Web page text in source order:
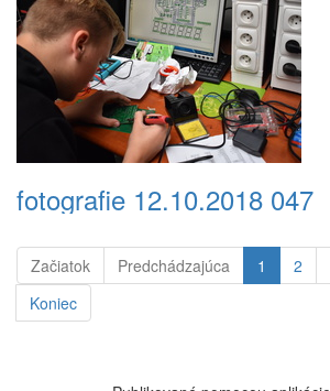
fotografie 12.10.2018 047
Začiatok Predchádzajúca 1 2
Koniec